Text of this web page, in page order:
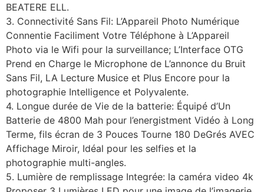
BEATERE ELL.
3. Connectivité Sans Fil: L’Appareil Photo Numérique
Connentie Faciliment Votre Téléphone à L’Appareil
Photo via le Wifi pour la surveillance; L’Interface OTG
Prend en Charge le Microphone de L’annonce du Bruit
Sans Fil, LA Lecture Musice et Plus Encore pour la
photographie Intelligence et Polyvalente.
4. Longue durée de Vie de la batterie: Équipé d’Un
Batterie de 4800 Mah pour l’energistment Vidéo à Long
Terme, fils écran de 3 Pouces Tourne 180 DeGrés AVEC
Affichage Miroir, Idéal pour les selfies et la
photographie multi-angles.
5. Lumière de remplissage Integrée: la caméra video 4k